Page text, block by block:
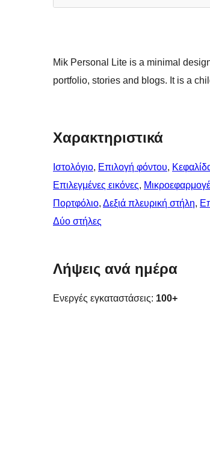
Mik Personal Lite is a minimal
portfolio, stories and blogs. It is a
Χαρακτηριστικά
Ιστολόγιο, Επιλογή φόντου,
Επιλεγμένες εικόνες,
Πορτφόλιο, Δεξιά πλευρική στήλη,
Δύο στήλες
Λήψεις ανά ημέρα
Ενεργές εγκαταστάσεις: 100+